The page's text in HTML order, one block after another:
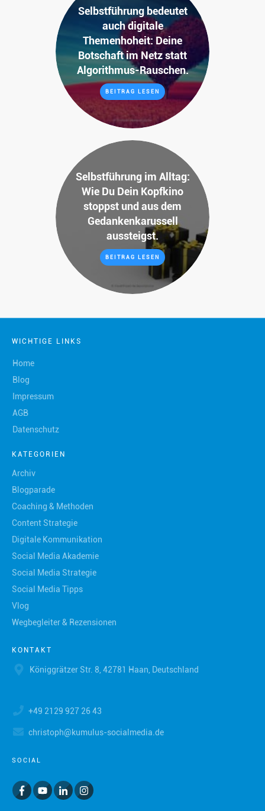
Selbstführung bedeutet
auch digitale
Themenhoheit: Deine
Botschaft im Netz statt
Algorithmus-Rauschen.
BEITRAG LESEN
Selbstführung im Alltag:
Wie Du Dein Kopfkino
stoppst und aus dem
Gedankenkarussell
aussteigst.
BEITRAG LESEN
WICHTIGE LINKS
Home
Blog
Impressum
AGB
Datenschutz
KATEGORIEN
Archiv
Blogparade
Coaching & Methoden
Content Strategie
Digitale Kommunikation
Social Media Akademie
Social Media Strategie
Social Media Tipps
Vlog
Wegbegleiter & Rezensionen
KONTAKT
Königgrätzer Str. 8, 42781 Haan, Deutschland
+49 2129 927 26 43
christoph@kumulus-socialmedia.de
SOCIAL